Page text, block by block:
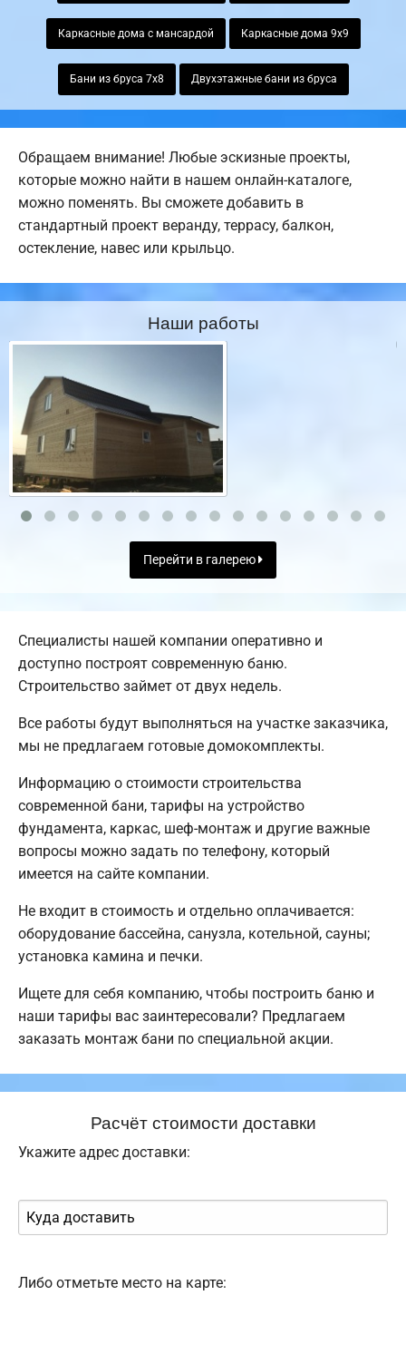
Каркасные дома с мансардой Каркасные дома 9х9
Бани из бруса 7х8 Двухэтажные бани из бруса
Обращаем внимание! Любые эскизные проекты,
которые можно найти в нашем онлайн-каталоге,
можно поменять. Вы сможете добавить в
стандартный проект веранду, террасу, балкон,
остекление, навес или крыльцо.
Наши работы
Перейти в галерею
Специалисты нашей компании оперативно и
доступно построят современную баню.
Строительство займет от двух недель.
Все работы будут выполняться на участке заказчика,
мы не предлагаем готовые домокомплекты.
Информацию о стоимости строительства
современной бани, тарифы на устройство
фундамента, каркас, шеф-монтаж и другие важные
вопросы можно задать по телефону, который
имеется на сайте компании.
Не входит в стоимость и отдельно оплачивается:
оборудование бассейна, санузла, котельной, сауны;
установка камина и печки.
Ищете для себя компанию, чтобы построить баню и
наши тарифы вас заинтересовали? Предлагаем
заказать монтаж бани по специальной акции.
Расчёт стоимости доставки
Укажите адрес доставки:
Либо отметьте место на карте: